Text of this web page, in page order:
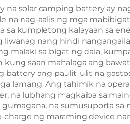
Travel,
na solar camping battery ay
na nag-aalis ng mga
sa kumpletong kalayaan sa
liwanag nang hindi
malaki sa bigat ng dala,
kung saan mahalaga ang
battery ang paulit-ulit na
lamang. Ang tahimik na
na lubhang magkaiba sa
na sumusuporta
charge ng maraming device